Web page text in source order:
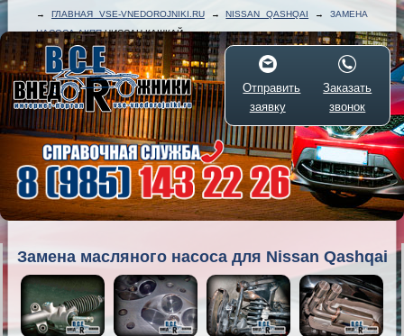
→ГЛАВНАЯ VSE-VNEDOROJNIKI.RU→NISSAN QASHQAI → ЗАМЕНА
НАСОСА АКППНИССАН КАШКАЙ
Отправить
заявку
Заказать
звонок
Замена масляного насоса для Nissan Qashqai